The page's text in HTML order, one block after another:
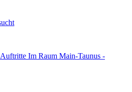
Im Raum Main-Taunus -